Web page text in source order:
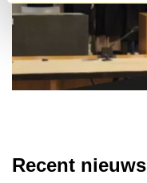
Recent nieuws